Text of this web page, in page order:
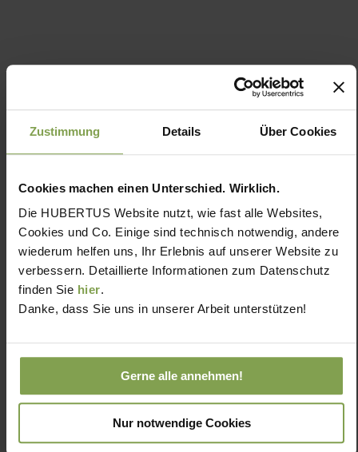
Zustimmung Details Über Cookies
Cookies machen einen Unterschied. Wirklich.
Die HUBERTUS Website nutzt, wie fast alle Websites,
Cookies und Co. Einige sind technisch notwendig, andere
wiederum helfen uns, Ihr Erlebnis auf unserer Website zu
verbessern. Detaillierte Informationen zum Datenschutz
finden Sie hier.
Danke, dass Sie uns in unserer Arbeit unterstützen!
Gerne alle annehmen!
Nur notwendige Cookies